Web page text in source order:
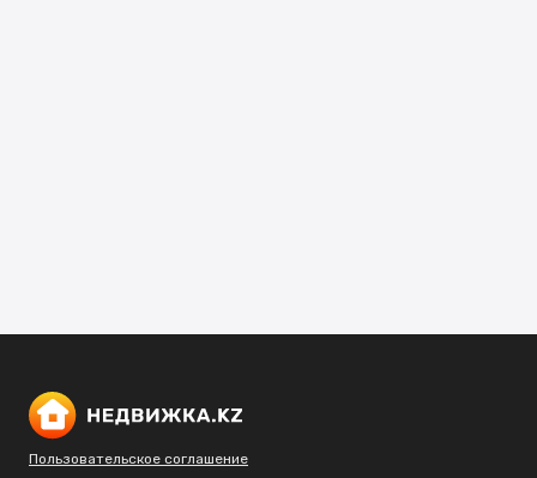
Пользовательское соглашение